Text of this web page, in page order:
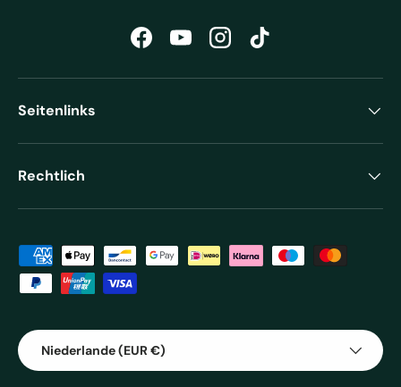
FacebookYouTubeInstagramTikTok
Seitenlinks
Rechtlich
Zahlungsmethoden
Land/Region
Niederlande (EUR €)